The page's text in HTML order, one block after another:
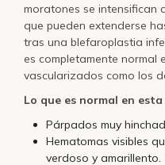
moratones se intensifican
que pueden extenderse
tras una blefaroplastia
es completamente normal
vascularizados como los
Lo que es normal en esta
Párpados muy
Hematomas visibles
verdoso y amarillento.